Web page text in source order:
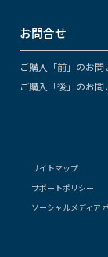
お問合せ
ご購入「前」のお問
ご購入「後」のお問
サイトマップ
サポートポリシー
ソーシャルメディア